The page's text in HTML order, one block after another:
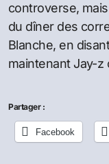
controverse,
du dîner des
Blanche, en
maintenant Jay-z
Partager :
Facebook